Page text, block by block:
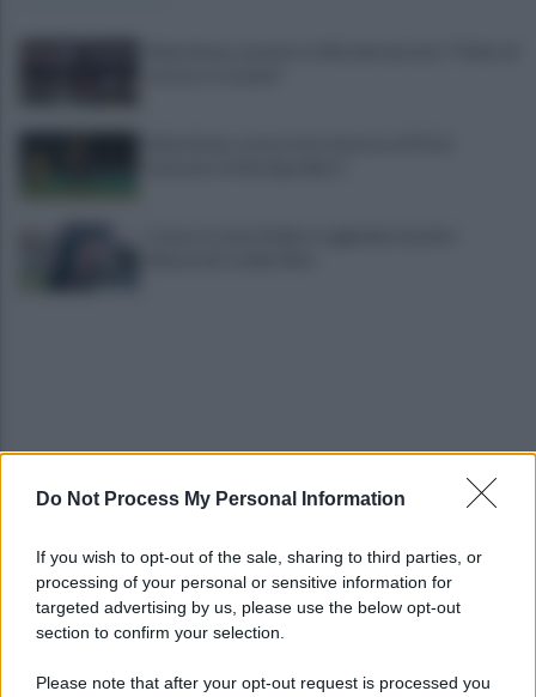
Do Not Process My Personal Information
If you wish to opt-out of the sale, sharing to third parties, or
processing of your personal or sensitive information for
targeted advertising by us, please use the below opt-out
section to confirm your selection.
Please note that after your opt-out request is processed you
Choc nel Salernitano: rinvenuto cadavere in stato
Allontanato dall'Esercito per molestie ai
viaggiatori: tensione alla stazione